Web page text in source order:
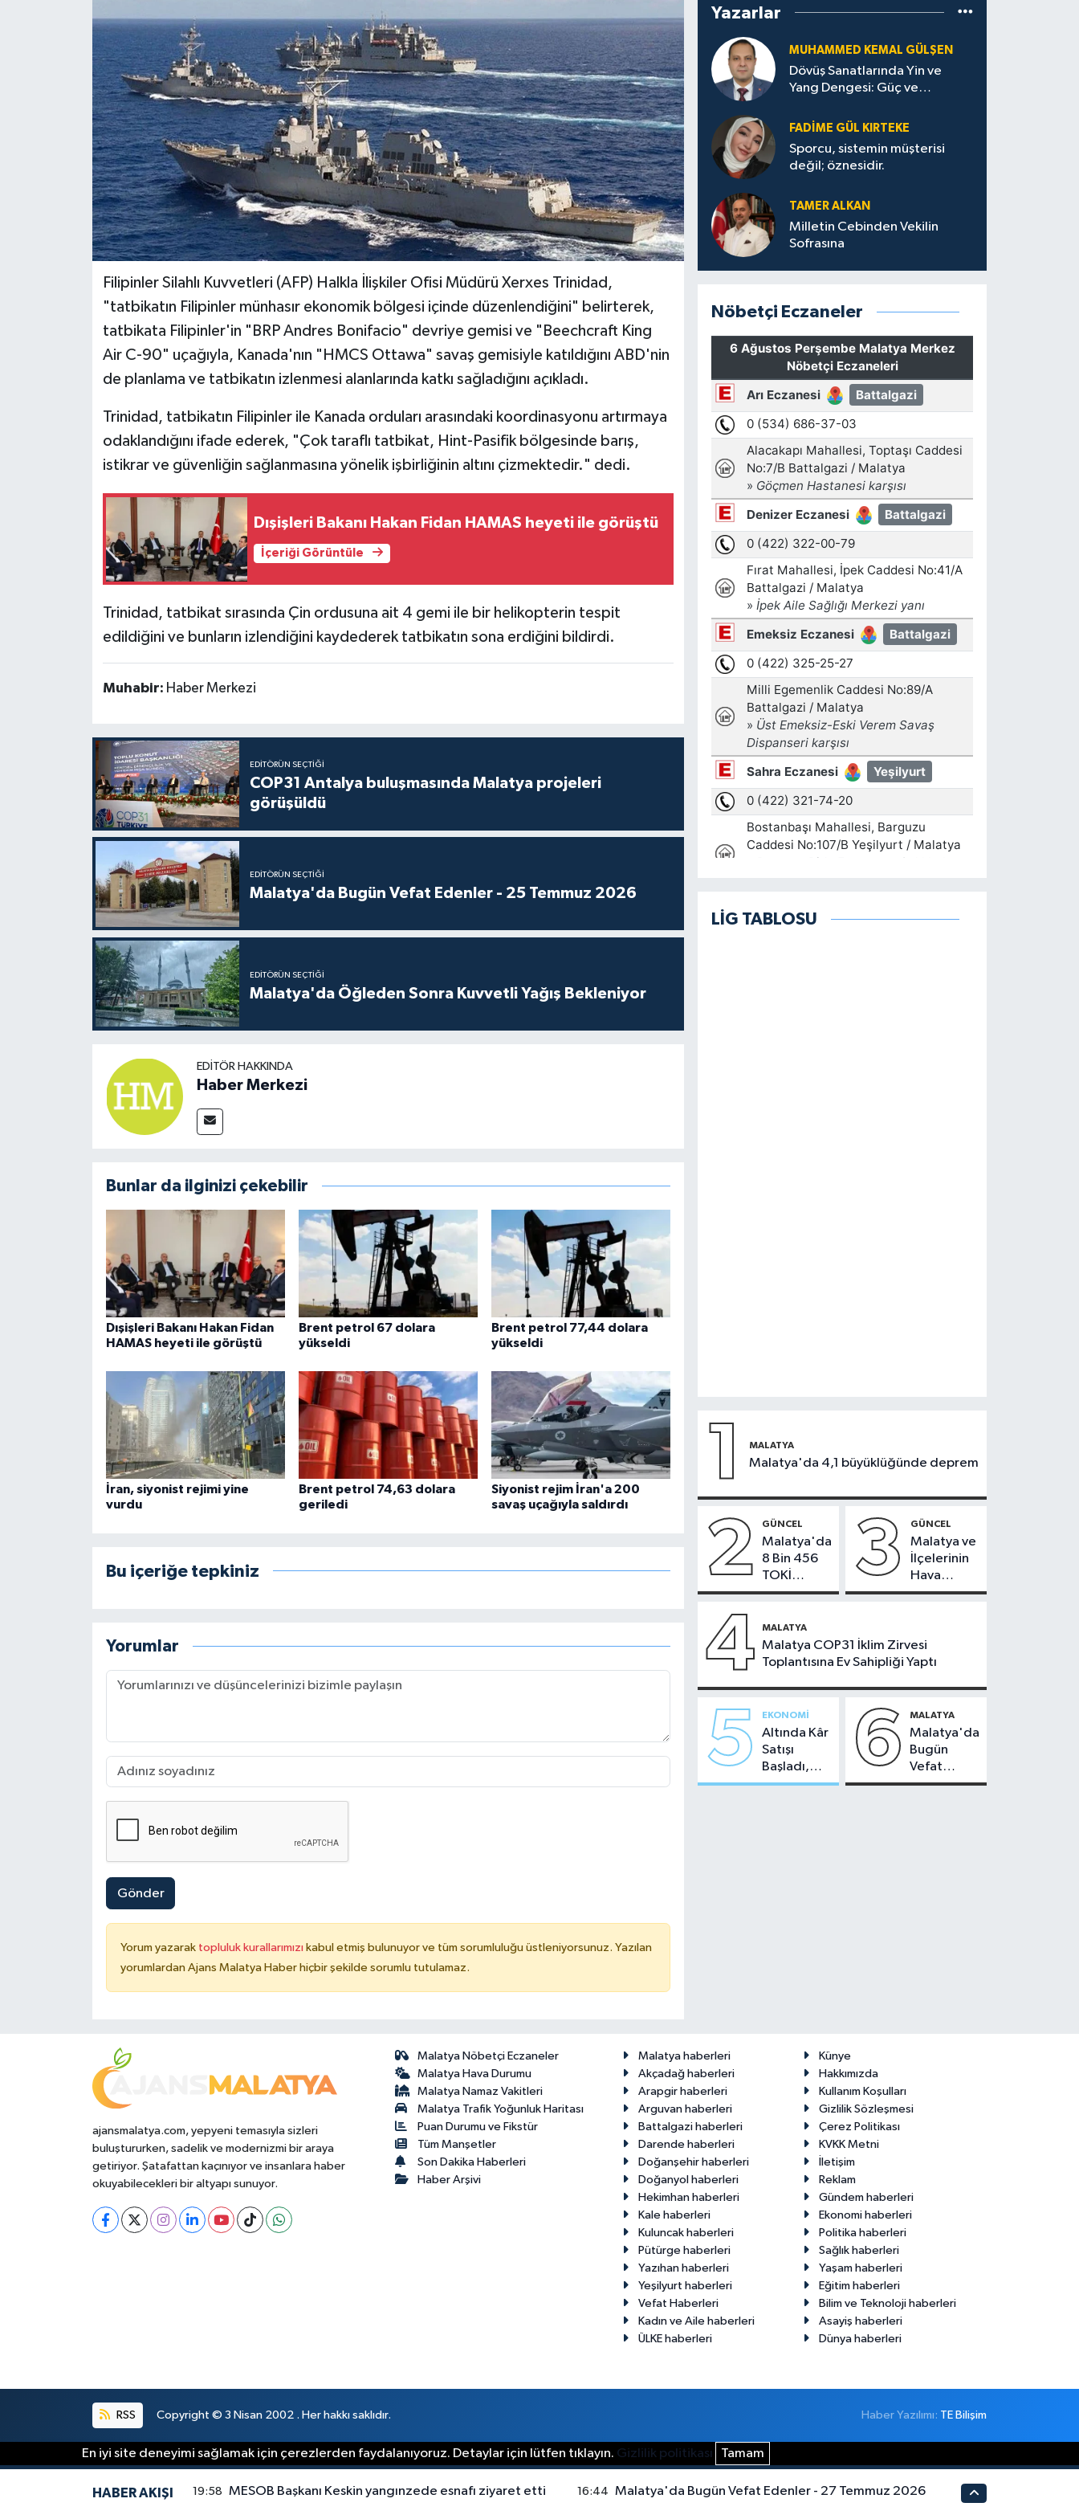
Filipinler Silahlı Kuvvetleri (AFP) Halkla İlişkiler Ofisi Müdürü Xerxes Trinidad,
"tatbikatın Filipinler münhasır ekonomik bölgesi içinde düzenlendiğini" belirterek,
tatbikata Filipinler'in "BRP Andres Bonifacio" devriye gemisi ve "Beechcraft King
Air C-90" uçağıyla, Kanada'nın "HMCS Ottawa" savaş gemisiyle katıldığını ABD'nin
de planlama ve tatbikatın izlenmesi alanlarında katkı sağladığını açıkladı.
Trinidad, tatbikatın Filipinler ile Kanada orduları arasındaki koordinasyonu artırmaya
odaklandığını ifade ederek, "Çok taraflı tatbikat, Hint-Pasifik bölgesinde barış,
istikrar ve güvenliğin sağlanmasına yönelik işbirliğinin altını çizmektedir." dedi.
Dışişleri Bakanı Hakan Fidan HAMAS heyeti ile görüştü
İçeriği Görüntüle
Trinidad, tatbikat sırasında Çin ordusuna ait 4 gemi ile bir helikopterin tespit
edildiğini ve bunların izlendiğini kaydederek tatbikatın sona erdiğini bildirdi.
Muhabir: Haber Merkezi
EDITÖRÜN SEÇTIĞI
COP31 Antalya buluşmasında Malatya projeleri
görüşüldü
EDITÖRÜN SEÇTIĞI
Malatya'da Bugün Vefat Edenler - 25 Temmuz 2026
EDITÖRÜN SEÇTIĞI
Malatya'da Öğleden Sonra Kuvvetli Yağış Bekleniyor
EDITÖR HAKKINDA
Haber Merkezi
Bunlar da ilginizi çekebilir
Dışişleri Bakanı Hakan Fidan
HAMAS heyeti ile görüştü
Brent petrol 67 dolara
yükseldi
Brent petrol 77,44 dolara
yükseldi
İran, siyonist rejimi yine
vurdu
Brent petrol 74,63 dolara
geriledi
Siyonist rejim İran'a 200
savaş uçağıyla saldırdı
Bu içeriğe tepkiniz
Yorumlar
Gönder
Yorum yazarak topluluk kurallarımızı kabul etmiş bulunuyor ve tüm sorumluluğu üstleniyorsunuz. Yazılan
yorumlardan Ajans Malatya Haber hiçbir şekilde sorumlu tutulamaz.
Yazarlar
MUHAMMED KEMAL GÜLŞEN
Dövüş Sanatlarında Yin ve
Yang Dengesi: Güç ve
FADIME GÜL KIRTEKE
Sporcu, sistemin müşterisi
değil; öznesidir.
TAMER ALKAN
Milletin Cebinden Vekilin
Sofrasına
Nöbetçi Eczaneler
LİG TABLOSU
1 MALATYA
Malatya'da 4,1 büyüklüğünde deprem
2 GÜNCEL
Malatya'da
8 Bin 456
TOKİ
Konutunun
Bugün
Çekiliyor
3 GÜNCEL
Malatya ve
İlçelerinin
Hava
Durumu -
2026
4 MALATYA
Malatya COP31 İklim Zirvesi
Toplantısına Ev Sahipliği Yaptı
5 EKONOMI
Altında Kâr
Satışı
Başladı,
Malatya'da
6 MALATYA
Malatya'da
Bugün
Vefat
Edenler -
ajansmalatya.com, yepyeni temasıyla sizleri
buluştururken, sadelik ve modernizmi bir araya
getiriyor. Şatafattan kaçınıyor ve insanlara haber
okuyabilecekleri bir altyapı sunuyor.
Malatya Nöbetçi Eczaneler
Malatya Hava Durumu
Malatya Namaz Vakitleri
Malatya Trafik Yoğunluk Haritası
Puan Durumu ve Fikstür
Tüm Manşetler
Son Dakika Haberleri
Haber Arşivi
Malatya haberleri
Künye
Akçadağ haberleri
Hakkımızda
Arapgir haberleri
Kullanım Koşulları
Arguvan haberleri
Gizlilik Sözleşmesi
Battalgazi haberleri
Çerez Politikası
Darende haberleri
KVKK Metni
Doğanşehir haberleri
İletişim
Doğanyol haberleri
Reklam
Hekimhan haberleri
Gündem haberleri
Kale haberleri
Ekonomi haberleri
Kuluncak haberleri
Politika haberleri
Pütürge haberleri
Sağlık haberleri
Yazıhan haberleri
Yaşam haberleri
Yeşilyurt haberleri
Eğitim haberleri
Vefat Haberleri
Bilim ve Teknoloji haberleri
Kadın ve Aile haberleri
Asayiş haberleri
ÜLKE haberleri
Dünya haberleri
RSS Copyright © 3 Nisan 2002 . Her hakkı saklıdır. Haber Yazılımı: TE Bilişim
En iyi site deneyimi sağlamak için çerezlerden faydalanıyoruz. Detaylar için lütfen tıklayın. Gizlilik politikası Tamam
HABER AKIŞI 19:58 MESOB Başkanı Keskin yangınzede esnafı ziyaret etti 16:44 Malatya'da Bugün Vefat Edenler - 27 Temmuz 2026
Politika
Teknoloji